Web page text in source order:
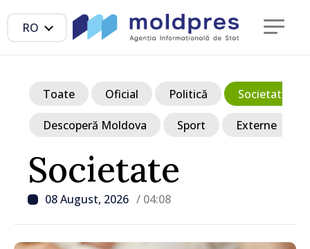
RO
Societate
08 August, 2026 / 04:08
Toate Oficial Politică Societate
Descoperă Moldova Sport Externe